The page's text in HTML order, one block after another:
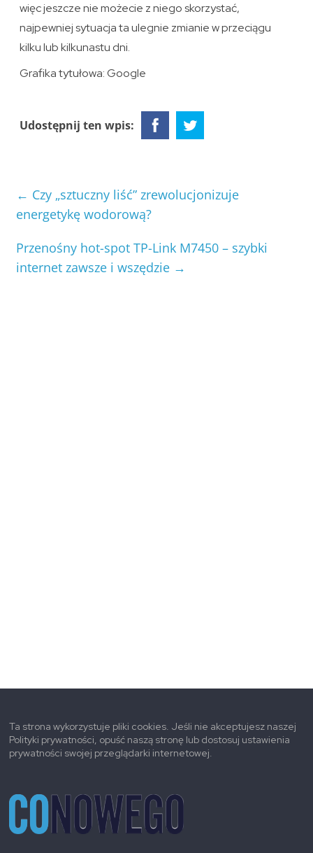
więc jeszcze nie możecie z niego skorzystać,
najpewniej sytuacja ta ulegnie zmianie w przeciągu
kilku lub kilkunastu dni.
Grafika tytułowa: Google
Udostępnij ten wpis:
← Czy „sztuczny liść” zrewolucjonizuje
energetykę wodorową?
Przenośny hot-spot TP-Link M7450 – szybki
internet zawsze i wszędzie →
Ta strona wykorzystuje pliki cookies. Jeśli nie akceptujesz naszej
Polityki prywatności, opuść naszą stronę lub dostosuj ustawienia
prywatności swojej przeglądarki internetowej.